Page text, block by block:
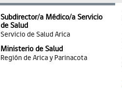
Subdirector/a Médico/a Servicio
de Salud
Servicio de Salud Arica
Ministerio de Salud
Región de Arica y Parinacota